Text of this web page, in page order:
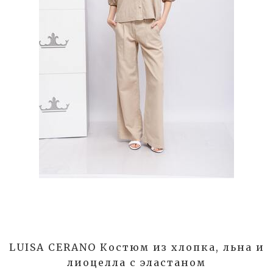
LUISA CERANO Костюм из хлопка, льна и
лиоцелла с эластаном